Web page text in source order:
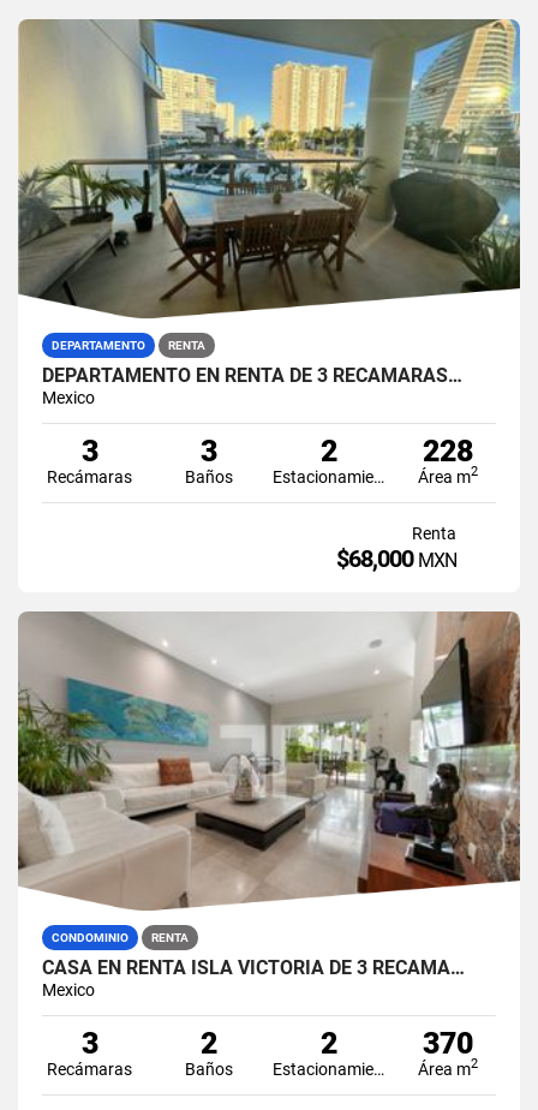
DEPARTAMENTO RENTA
DEPARTAMENTO EN RENTA DE 3 RECAMARAS…
Mexico
3
Recámaras
3
Baños
2
Estacionamiento
228
Área m2
Renta
$68,000 MXN
CONDOMINIO RENTA
CASA EN RENTA ISLA VICTORIA DE 3 RECÁMA…
Mexico
3
Recámaras
2
Baños
2
Estacionamiento
370
Área m2